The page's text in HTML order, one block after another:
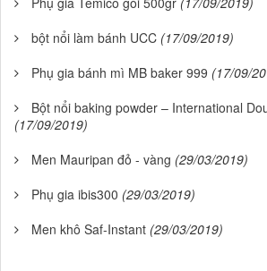
bột nổi làm bánh UCC (17/09/2019)
Phụ gia bánh mì MB baker 999 (17/09/
Bột nổi baking powder – International
(17/09/2019)
Men Mauripan đỏ - vàng (29/03/2019)
Phụ gia ibis300 (29/03/2019)
Men khô Saf-Instant (29/03/2019)